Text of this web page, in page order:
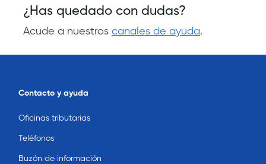
¿Has quedado con dudas?
Acude a nuestros canales de ayuda.
Contacto y ayuda
Oficinas tributarias
Teléfonos
Buzón de información